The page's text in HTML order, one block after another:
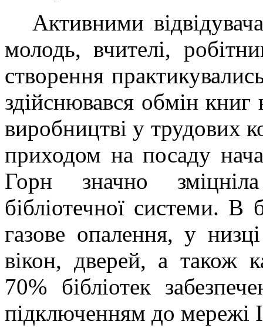
Активними
молодь, вчителі,
створення
здійснювався обмін
виробництві у трудових
приходом на посаду
Горн значно зміцніла
бібліотечної системи. В
газове опалення, у
вікон, дверей, а також
70% бібліотек
підключенням до мережі